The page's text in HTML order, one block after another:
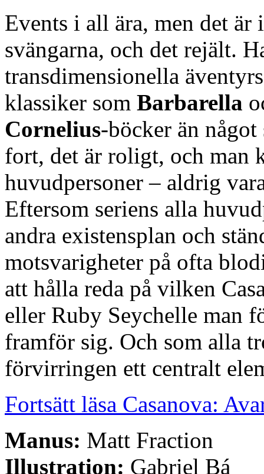
Events i all ära, men det är
svängarna, och det rejält.
transdimensionella
klassiker som Barbarella
Cornelius-böcker än
fort, det är roligt, och man
huvudpersoner – aldrig
Eftersom seriens alla
andra existensplan och
motsvarigheter på ofta
att hålla reda på vilken
eller Ruby Seychelle man
framför sig. Och som alla
förvirringen ett centralt
Fortsätt läsa Casanova:
Manus: Matt Fraction
Illustration: Gabriel Bá